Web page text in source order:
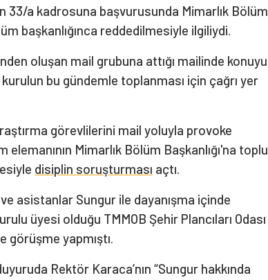
33/a kadrosuna başvurusunda Mimarlık Bölüm
başkanlığınca reddedilmesiyle ilgiliydi.
oluşan mail grubuna attığı mailinde konuyu
bu gündemle toplanması için çağrı yer
görevlilerini mail yoluyla provoke
Mimarlık Bölüm Başkanlığı'na toplu
disiplin soruşturması açtı.
asistanlar Sungur ile dayanışma içinde
üyesi olduğu TMMOB Şehir Plancıları Odası
görüşme yapmıştı.
Rektör Karaca’nın “Sungur hakkında